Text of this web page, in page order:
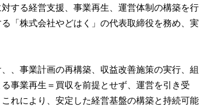
する経営支援、事業再生、運営体制の構築を行
「株式会社やどはく」の代表取締役を務め、実
、事業計画の再構築、収益改善施策の実行、組
事業再生＝買収を前提とせず、運営を引き受
れにより、安定した経営基盤の構築と持続可能